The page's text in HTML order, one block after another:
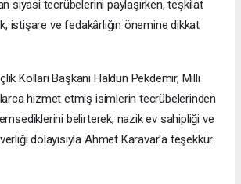
siyasi tecrübelerini paylaşırken, teşkilat
istişare ve fedakârlığın önemine dikkat
Kolları Başkanı Haldun Pekdemir, Milli
hizmet etmiş isimlerin tecrübelerinden
belirterek, nazik ev sahipliği ve
dolayısıyla Ahmet Karavar'a teşekkür